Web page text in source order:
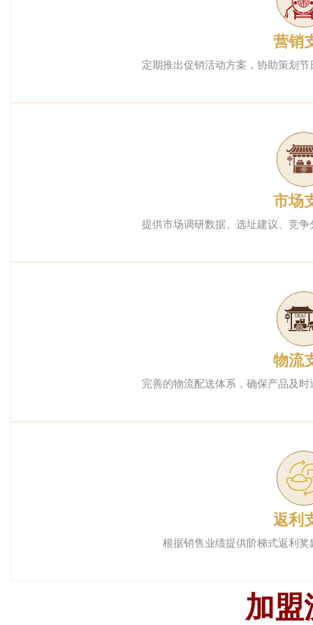
营销
定期推出促销活动方案，协助策划
市场
提供市场调研数据、选址建议、竞
物流
完善的物流配送体系，确保产品及
返利
根据销售业绩提供阶梯式返利
加盟